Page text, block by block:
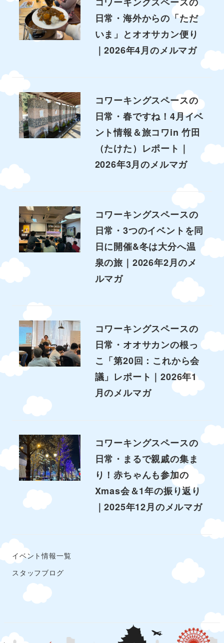
日常・海外からの「ただ
いま」とオオサカン便り
｜2026年4月のメルマガ
コワーキングスペースの
日常・春ですね！4月イベ
ント情報＆旅コワin 竹田
（たけた）レポート｜
2026年3月のメルマガ
コワーキングスペースの
日常・3つのイベントを同
日に開催&冬は大分へ温
泉の旅｜2026年2月のメ
ルマガ
コワーキングスペースの
日常・オオサカンの根っ
こ「第20回：これから会
議」レポート｜2026年1
月のメルマガ
コワーキングスペースの
日常・まるで親戚の集ま
り！赤ちゃんも参加の
Xmas会＆1年の振り返り
｜2025年12月のメルマガ
イベント情報一覧
スタッフブログ